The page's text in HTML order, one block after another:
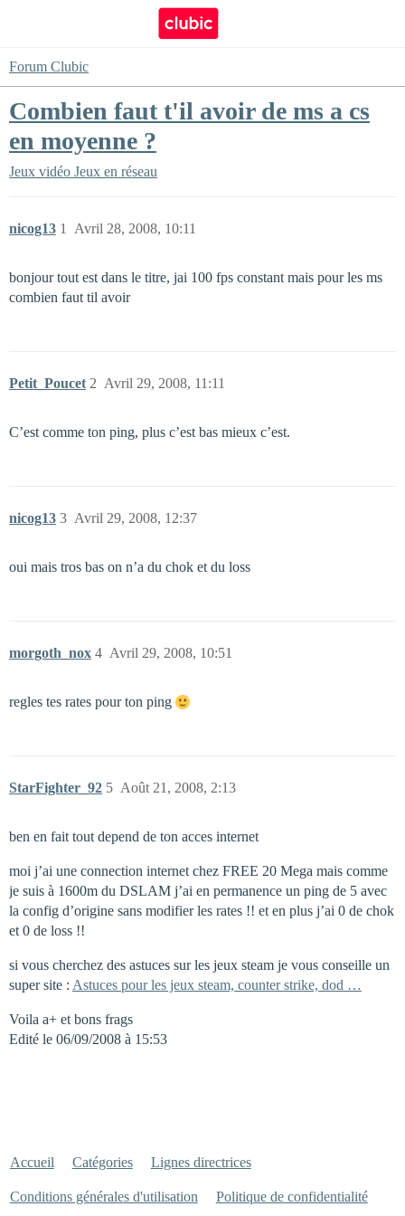
Forum Clubic
Combien faut t'il avoir de ms a cs
en moyenne ?
Jeux vidéo Jeux en réseau
nicog13 Avril 28, 2008, 10:11
1
bonjour tout est dans le titre, jai 100 fps constant mais pour les ms
combien faut til avoir
Petit_Poucet Avril 29, 2008, 11:11
2
C’est comme ton ping, plus c’est bas mieux c’est.
nicog13 Avril 29, 2008, 12:37
3
oui mais tros bas on n’a du chok et du loss
morgoth_nox Avril 29, 2008, 10:51
4
regles tes rates pour ton ping
StarFighter_92 Août 21, 2008, 2:13
5
ben en fait tout depend de ton acces internet
moi j’ai une connection internet chez FREE 20 Mega mais comme
je suis à 1600m du DSLAM j’ai en permanence un ping de 5 avec
la config d’origine sans modifier les rates !! et en plus j’ai 0 de chok
et 0 de loss !!
si vous cherchez des astuces sur les jeux steam je vous conseille un
super site : Astuces pour les jeux steam, counter strike, dod …
Voila a+ et bons frags
Edité le 06/09/2008 à 15:53
Accueil Catégories Lignes directrices
Conditions générales d'utilisation Politique de confidentialité